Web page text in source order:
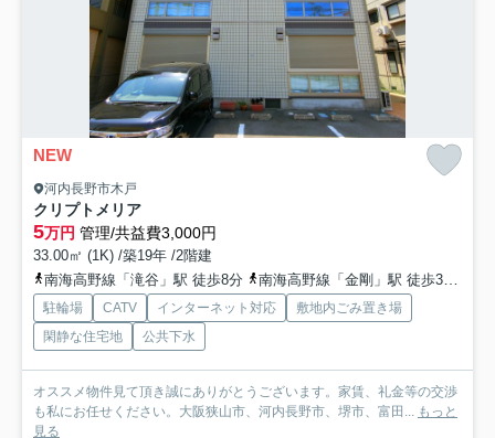
NEW
河内長野市木戸
クリプトメリア
5万円 管理/共益費3,000円
33.00㎡ (1K) /築19年 /2階建
南海高野線「滝谷」駅 徒歩8分
南海高野線「金剛」駅 徒歩30分
駐輪場 CATV インターネット対応
敷地内ごみ置き場
閑静な住宅地
公共下水
オススメ物件見て頂き誠にありがとうございます。家賃、礼金等の交渉
も私にお任せください。大阪狭山市、河内長野市、堺市、富田... もっと
見る